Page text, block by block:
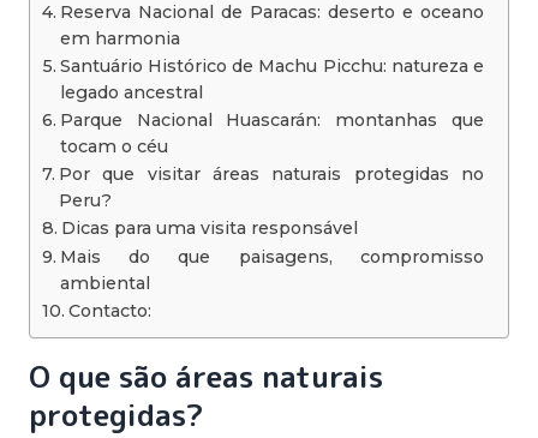
Reserva Nacional de Paracas: deserto e oceano
em harmonia
Santuário Histórico de Machu Picchu: natureza e
legado ancestral
Parque Nacional Huascarán: montanhas que
tocam o céu
Por que visitar áreas naturais protegidas no
Peru?
Dicas para uma visita responsável
Mais do que paisagens, compromisso
ambiental
Contacto:
O que são áreas naturais
protegidas?